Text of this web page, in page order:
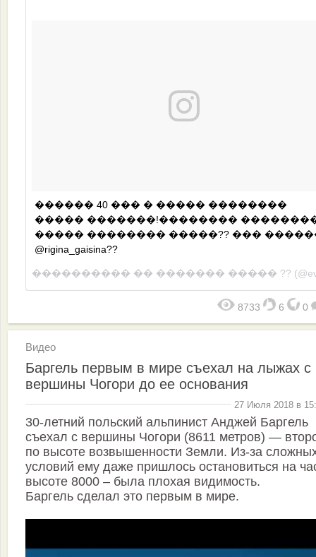
������ 40 ��� � ����� ��������
����� �������!��������
����� �������� �����?? ���
@rigina_gaisina??
���������� �� ������� ����� ??
8733 6 0
Видео
Баргель первым в мире съехал на лыжах с
вершины Чогори до ее основания
27 Июля 2018 в
30-летний польский альпинист Анджей Баргель
съехал с вершины Чогори (8611 метров) —
по высоте возвышенности Земли. Из-за
условий ему даже пришлось остановиться на
высоте 8000 – была плохая видимость.
Баргель сделал это первым в мире.